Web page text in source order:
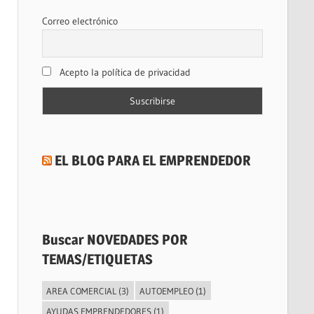
Correo electrónico
Acepto la política de privacidad
EL BLOG PARA EL EMPRENDEDOR
Buscar NOVEDADES POR
TEMAS/ETIQUETAS
AREA COMERCIAL (3) AUTOEMPLEO (1)
AYUDAS EMPRENDEDORES (1)